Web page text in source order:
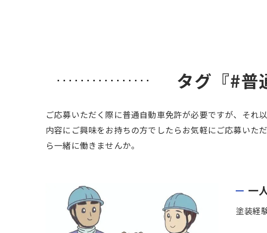
タグ『#普
ご応募いただく際に普通自動車免許が必要ですが、それ
内容にご興味をお持ちの方でしたらお気軽にご応募いた
ら一緒に働きませんか。
一
塗装経